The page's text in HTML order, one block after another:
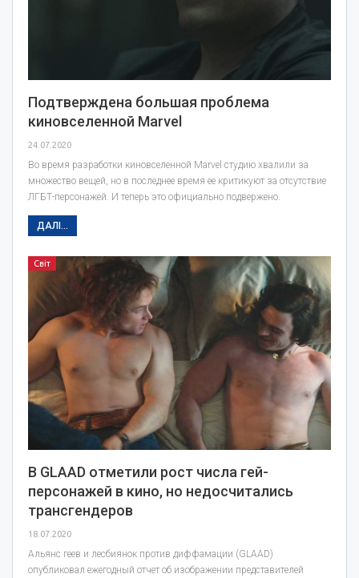
Подтверждена большая проблема
киновселенной Marvel
24.07.2020
Во время разработки киновселенной Marvel студию хвалили за
множество вещей, но в последнее время ее критикуют за отсутствие
ЛГБТ-персонажей. И теперь это официально подвержено.
ДАЛІ...
Світ
В GLAAD отметили рост числа гей-
персонажей в кино, но недосчитались
трансгендеров
18.07.2020
Альянс геев и лесбиянок против диффамации (GLAAD)
опубликовал ежегодный отчет об изображении представителей